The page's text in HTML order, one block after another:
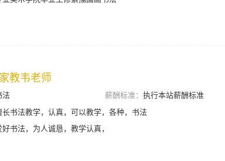
教韦老师
法 薪酬标准： 执行本站薪酬标准
长书法教学，认真，可以教学，各种，书法
好书法，为人诚恳，教学认真，